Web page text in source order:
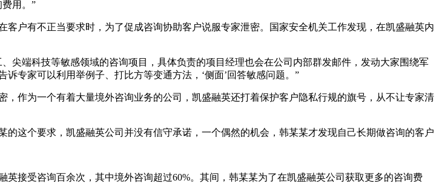
用。”
有不正当要求时，为了促成咨询协助客户说服专家泄密。国家安全机关工作发现，在凯盛融英内
端科技等敏感领域的咨询项目，具体负责的项目经理也会在公司内部群发邮件，发动大家围绕军
专家可以利用举例子、打比方等变通方法，‘侧面’回答敏感问题。”
为一个有着大量境外咨询业务的公司，凯盛融英还打着保护客户隐私行规的旗号，从不让专家清
个要求，凯盛融英公司并没有信守承诺，一个偶然的机会，韩某某才发现自己长期做咨询的客户
受咨询百余次，其中境外咨询超过60%。其间，韩某某为了在凯盛融英公司获取更多的咨询费